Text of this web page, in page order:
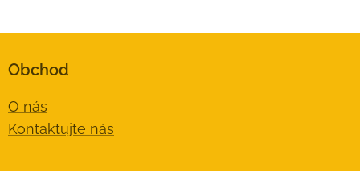
Obchod
O nás
Kontaktujte nás